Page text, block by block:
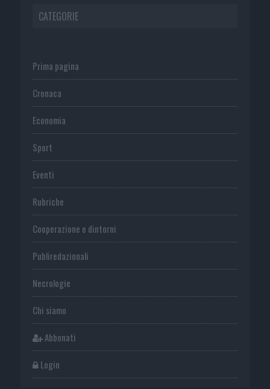
CATEGORIE
Prima pagina
Cronaca
Economia
Sport
Eventi
Rubriche
Cooperazione e dintorni
Publiredazionali
Necrologie
Chi siamo
Abbonati
Login